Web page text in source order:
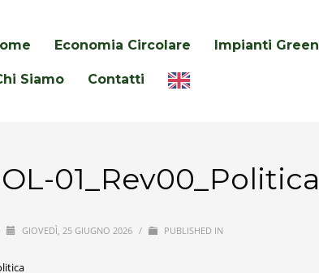
Economia Circolare Impianti Green
Siamo Contatti
01_Rev00_Politica
GIOVEDÌ, 25 GIUGNO 2026 / PUBLISHED IN